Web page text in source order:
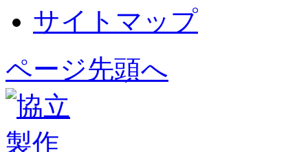
サイトマップ
ページ先頭へ